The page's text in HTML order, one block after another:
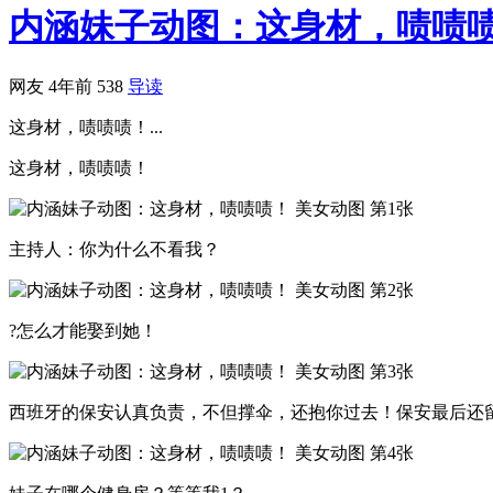
内涵妹子动图：这身材，啧啧
网友 4年前 538 导读
这身材，啧啧啧！...
这身材，啧啧啧！
主持人：你为什么不看我？
?怎么才能娶到她！
西班牙的保安认真负责，不但撑伞，还抱你过去！保安最后还